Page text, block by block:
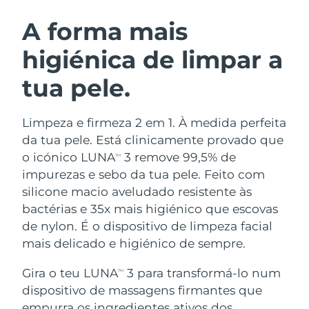
A forma mais
higiénica de limpar a
tua pele.
Limpeza e firmeza 2 em 1. À medida perfeita
da tua pele. Está clinicamente provado que
o icónico LUNATM
3 remove 99,5% de
impurezas e sebo da tua pele. Feito com
silicone macio aveludado resistente às
bactérias e 35x mais higiénico que escovas
de nylon. É o dispositivo de limpeza facial
mais delicado e higiénico de sempre.
Gira o teu LUNATM
3 para transformá-lo num
dispositivo de massagens firmantes que
Limpeza facial
Anti-aging massage
LUNA™ 4 Plus
Massage, LED heating
LUNA™ 4 Men
Microcurrent toning
BEAR™ 2 go
Microcurrent toning on-the-go
BEAR™ 2 eyes & lips
Hidratação
UFO™ 3 kit
Deep facial hydration
UFO™ 3 LED
Near-infrared and red light therapy
device
Cuidado oral
issa™ 4
Hybrid silicone sonic toothbrush
Smart hybrid silicone sonic toothbrush
TRATAMENTO ANTIENVELHECIMENTO
FAQ™
Antienvelhecimento Tratamentos LED
Áustria
Barein Entrega prevista8/12/26
Bélgica
Bermudas Entrega prevista8/17/26
Bósnia e
Herzegovina
Entrega prevista
Brunei Entrega prevista
Bulgária Entrega prevista8/11/26
Chile Entrega prevista8/15/26